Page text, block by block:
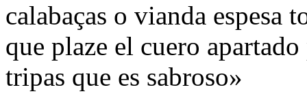
calabaças o vianda espesa
que plaze el cuero
tripas que es sabroso»